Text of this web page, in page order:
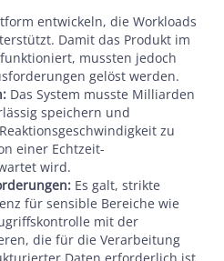
entwickeln, die Workloads
Damit das Produkt im
mussten jedoch
gelöst werden.
Das System musste Milliarden
speichern und
zu
einer Echtzeit-
wird.
Es galt, strikte
für sensible Bereiche wie
mit der
die für die Verarbeitung